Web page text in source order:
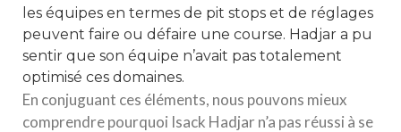
les équipes en termes de pit stops et de réglages
peuvent faire ou défaire une course. Hadjar a pu
sentir que son équipe n’avait pas totalement
optimisé ces domaines.
En conjuguant ces éléments, nous pouvons mieux
comprendre pourquoi Isack Hadjar n’a pas réussi à se